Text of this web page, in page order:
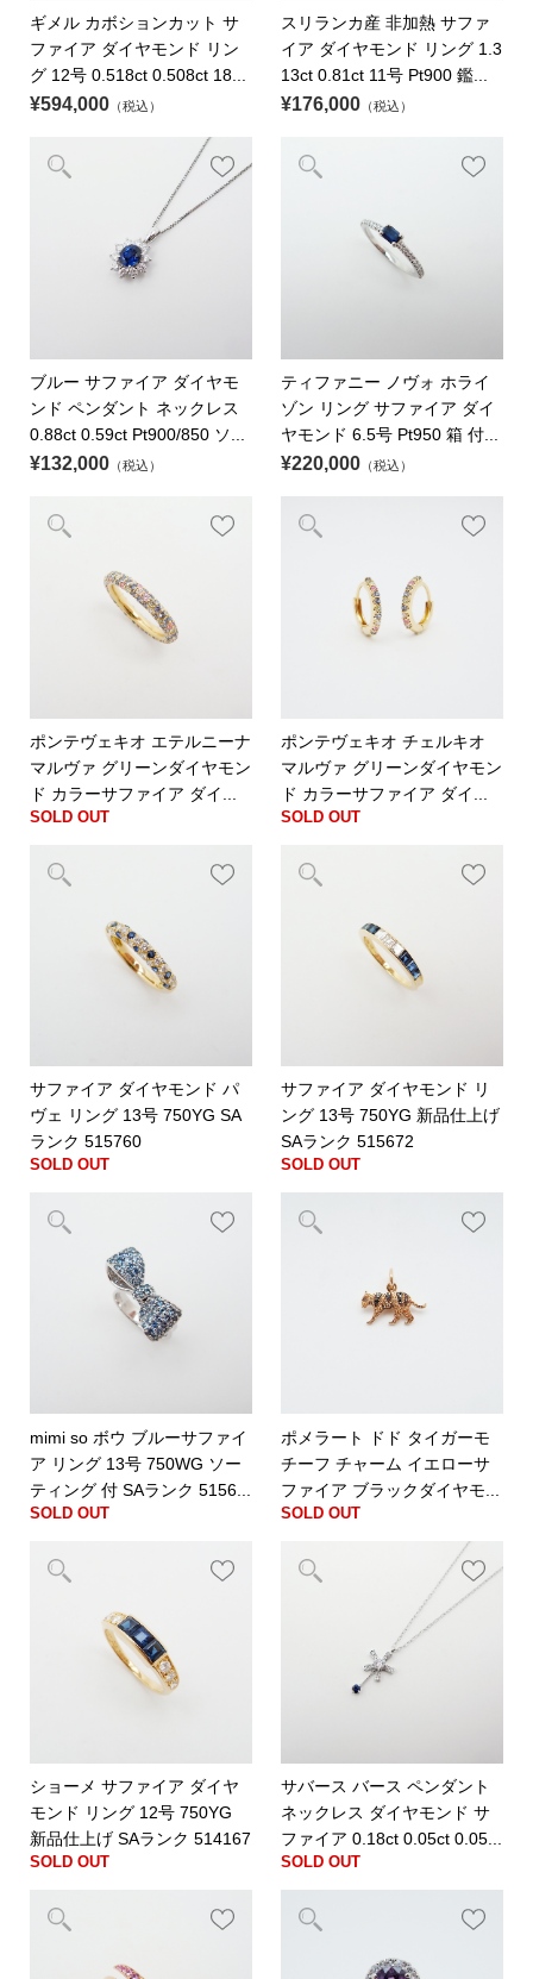
ギメル カボションカット サ
ファイア ダイヤモンド リン
グ 12号 0.518ct 0.508ct 18...
¥594,000（税込）
スリランカ産 非加熱 サファ
イア ダイヤモンド リング 1.3
13ct 0.81ct 11号 Pt900 鑑...
¥176,000 （税込）
ブルー サファイア ダイヤモ
ンド ペンダント ネックレス
0.88ct 0.59ct Pt900/850 ソ...
¥132,000（税込）
ティファニー ノヴォ ホライ
ゾン リング サファイア ダイ
ヤモンド 6.5号 Pt950 箱 付...
¥220,000 （税込）
ポンテヴェキオ エテルニーナ
マルヴァ グリーンダイヤモン
ド カラーサファイア ダイ...
SOLD OUT
ポンテヴェキオ チェルキオ
マルヴァ グリーンダイヤモン
ド カラーサファイア ダイ...
SOLD OUT
サファイア ダイヤモンド パ
ヴェ リング 13号 750YG SA
ランク 515760
SOLD OUT
サファイア ダイヤモンド リ
ング 13号 750YG 新品仕上げ
SAランク 515672
SOLD OUT
mimi so ボウ ブルーサファイ
ア リング 13号 750WG ソー
ティング 付 SAランク 5156...
SOLD OUT
ポメラート ドド タイガーモ
チーフ チャーム イエローサ
ファイア ブラックダイヤモ...
SOLD OUT
ショーメ サファイア ダイヤ
モンド リング 12号 750YG
新品仕上げ SAランク 514167
SOLD OUT
サバース バース ペンダント
ネックレス ダイヤモンド サ
ファイア 0.18ct 0.05ct 0.05...
SOLD OUT